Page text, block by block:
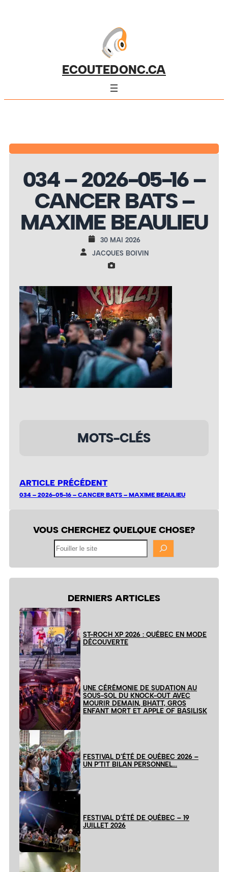
ECOUTEDONC.CA
034 – 2026-05-16 –
CANCER BATS –
MAXIME BEAULIEU
30 MAI 2026
JACQUES BOIVIN
MOTS-CLÉS
ARTICLE PRÉCÉDENT
034 – 2026-05-16 – CANCER BATS – MAXIME BEAULIEU
VOUS CHERCHEZ QUELQUE CHOSE?
DERNIERS ARTICLES
ST-ROCH XP 2026 : QUÉBEC EN MODE
DÉCOUVERTE
UNE CÉRÉMONIE DE SUDATION AU
SOUS-SOL DU KNOCK-OUT AVEC
MOURIR DEMAIN, BHATT, GROS
ENFANT MORT ET APPLE OF BASILISK
FESTIVAL D’ÉTÉ DE QUÉBEC 2026 –
UN P’TIT BILAN PERSONNEL…
FESTIVAL D’ÉTÉ DE QUÉBEC – 19
JUILLET 2026